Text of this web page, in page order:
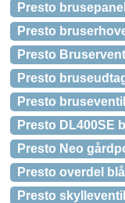
Presto
Presto
Presto
Presto
Presto
Presto DL400SE
Presto Neo
Presto overdel
Presto